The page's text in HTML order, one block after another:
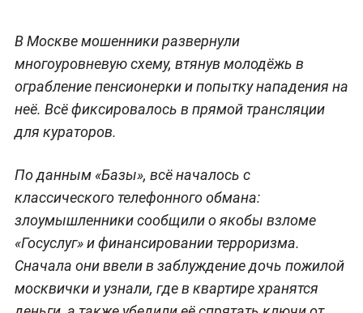
В Москве мошенники развернули
многоуровневую схему, втянув молодёжь в
ограбление пенсионерки и попытку нападения на
неё. Всё фиксировалось в прямой трансляции
для кураторов.
По данным «Базы», всё началось с
классического телефонного обмана:
злоумышленники сообщили о якобы взломе
«Госуслуг» и финансировании терроризма.
Сначала они ввели в заблуждение дочь пожилой
москвички и узнали, где в квартире хранятся